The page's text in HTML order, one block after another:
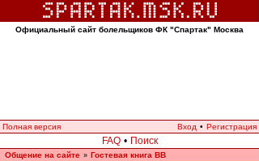
Официальный сайт болельщиков ФК "Спартак" Москва
Полная версия Вход • Регистрация
FAQ • Поиск
Общение на сайте » Гостевая книга ВВ